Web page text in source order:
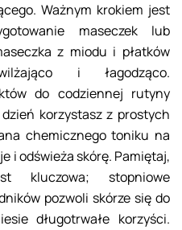
Ważnym krokiem jest
maseczek lub
z miodu i płatków
i łagodząco.
do codziennej rutyny
korzystasz z prostych
chemicznego toniku na
i odświeża skórę. Pamiętaj,
kluczowa; stopniowe
pozwoli skórze się do
długotrwałe korzyści.